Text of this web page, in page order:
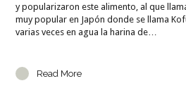
y popularizaron este alimento, al que
muy popular en Japón donde se llama
varias veces en agua la harina de…
Read More